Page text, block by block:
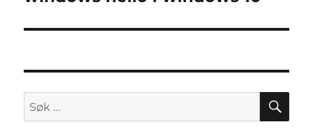
Søk
etter: